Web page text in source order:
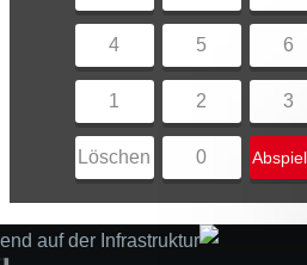
4 5 6
1 2 3
Löschen 0
auf der Infrastruktur